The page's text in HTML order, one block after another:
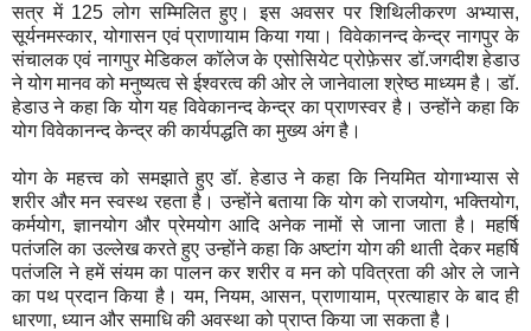
सत्र में 125 लोग सम्मिलित हुए। इस अवसर पर शिथिलीकरण अभ्यास,
सूर्यनमस्कार, योगासन एवं प्राणायाम किया गया। विवेकानन्द केन्द्र नागपुर के
संचालक एवं नागपुर मेडिकल कॉलेज के एसोसियेट प्रोफ़ेसर डॉ.जगदीश हेडाउ
ने योग मानव को मनुष्यत्व से ईश्वरत्व की ओर ले जानेवाला श्रेष्ठ माध्यम है। डॉ.
हेडाउ ने कहा कि योग यह विवेकानन्द केन्द्र का प्राणस्वर है। उन्होंने कहा कि
योग विवेकानन्द केन्द्र की कार्यपद्धति का मुख्य अंग है।
योग के महत्त्व को समझाते हुए डॉ. हेडाउ ने कहा कि नियमित योगाभ्यास से
शरीर और मन स्वस्थ रहता है। उन्होंने बताया कि योग को राजयोग, भक्तियोग,
कर्मयोग, ज्ञानयोग और प्रेमयोग आदि अनेक नामों से जाना जाता है। महर्षि
पतंजलि का उल्लेख करते हुए उन्होंने कहा कि अष्टांग योग की थाती देकर महर्षि
पतंजलि ने हमें संयम का पालन कर शरीर व मन को पवित्रता की ओर ले जाने
का पथ प्रदान किया है। यम, नियम, आसन, प्राणायाम, प्रत्याहार के बाद ही
धारणा, ध्यान और समाधि की अवस्था को प्राप्त किया जा सकता है।